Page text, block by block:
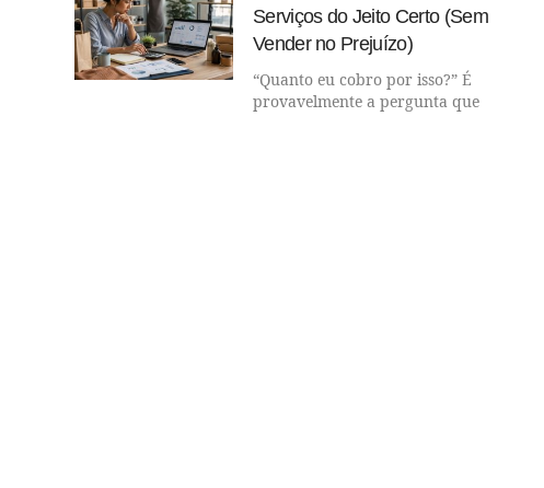
Serviços do Jeito Certo (Sem
Vender no Prejuízo)
“Quanto eu cobro por isso?” É
provavelmente a pergunta que